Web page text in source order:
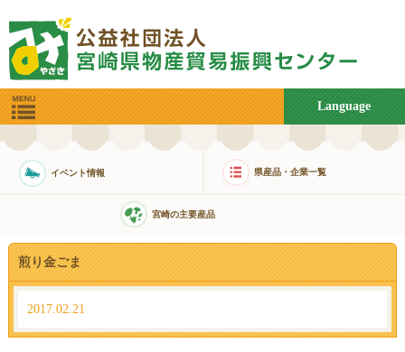
Language
イベント情報 県産品・企業一覧
宮崎の主要産品
煎り金ごま
2017.02.21